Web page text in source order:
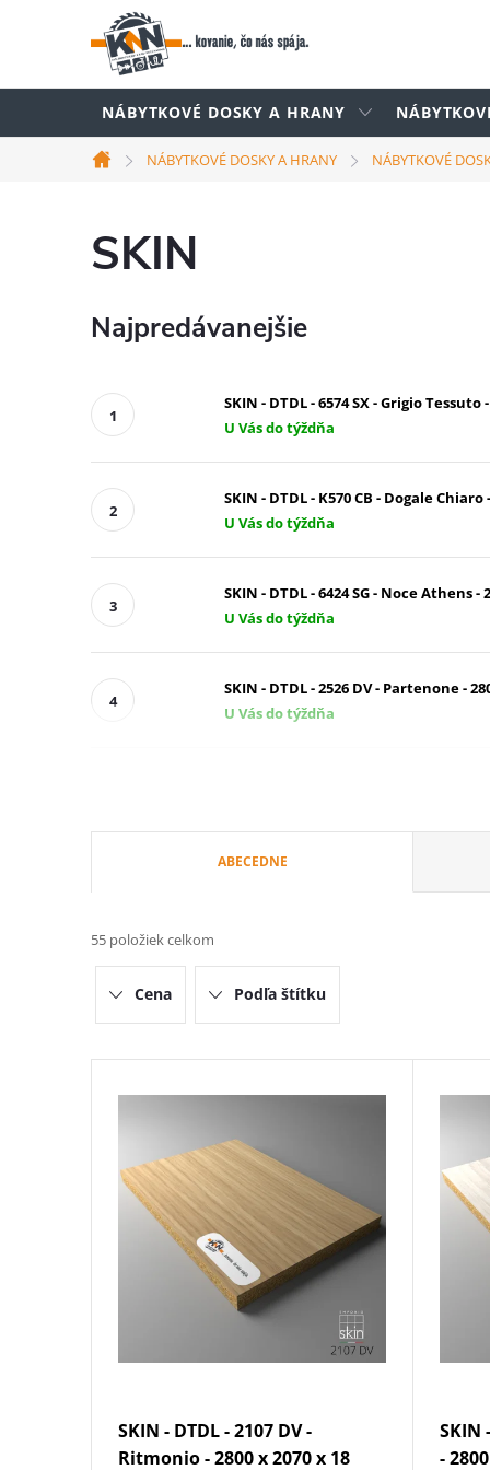
NÁBYTKOVÉ DOSKY A HRANY
Domov
NÁBYTKOVÉ DOSKY A HRANY NÁBYTKOVÉ
SKIN
Najpredávanejšie
SKIN - DTDL - 6574 SX - Grigio Tessuto
U Vás do týždňa
SKIN - DTDL - K570 CB - Dogale Chiaro
U Vás do týždňa
SKIN - DTDL - 6424 SG - Noce Athens -
U Vás do týždňa
SKIN - DTDL - 2526 DV - Partenone -
U Vás do týždňa
a
d
e
n
ABECEDNE
55 položiek celkom
Cena Podľa štítku
V
SKIN - DTDL - 2107 DV -
Ritmonio - 2800 x 2070 x 18
SKIN
-